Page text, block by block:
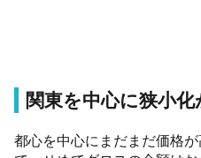
関東を中心に狭小
都心を中心にまだまだ価格